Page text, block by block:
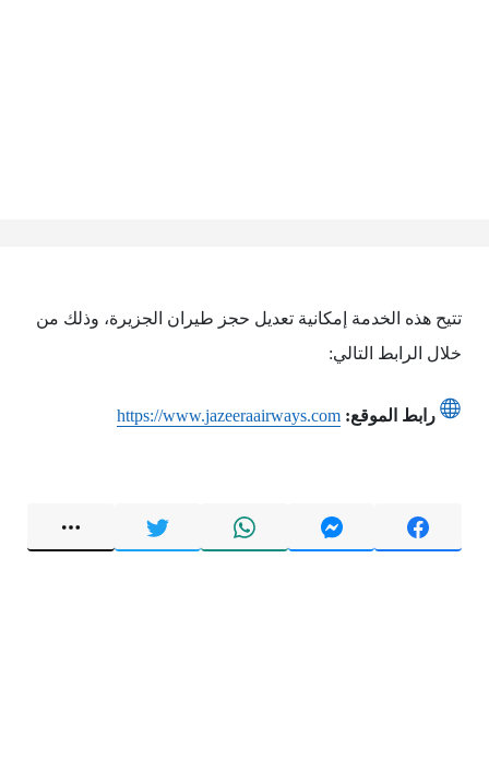
تتيح هذه الخدمة إمكانية تعديل حجز طيران الجزيرة، وذلك من
خلال الرابط التالي:
رابط الموقع: https://www.jazeeraairways.com